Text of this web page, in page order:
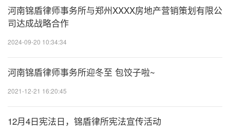
河南锦盾律师事务所与郑州XXXX房地产营销策划有限公
司达成战略合作
2024-09-20 10:34:34
河南锦盾律师事务所迎冬至 包饺子啦~
2021-12-21 16:20:45
12月4日宪法日，锦盾律所宪法宣传活动